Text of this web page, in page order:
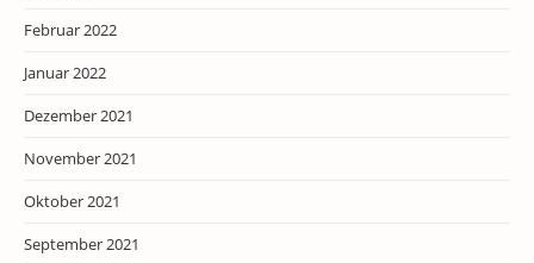
Februar 2022
Januar 2022
Dezember 2021
November 2021
Oktober 2021
September 2021